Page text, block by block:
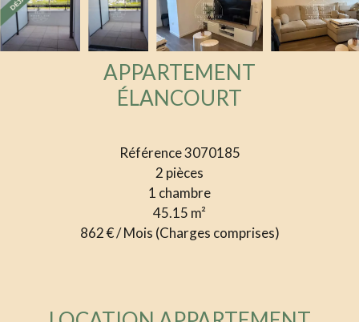
APPARTEMENT
ÉLANCOURT
Référence3070185
2 pièces
1 chambre
45.15 m²
862 € / Mois (Charges comprises)